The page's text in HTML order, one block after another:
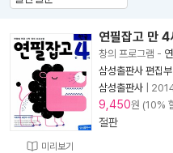
미리보기
연필잡고 만
창의 프로그램 -
삼성출판사 편집부
삼성출판사
9,450원 (10%
절판